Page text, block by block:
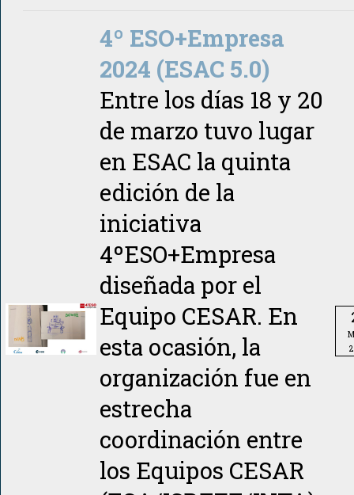
4º ESO+Empresa
2024 (ESAC 5.0)
Entre los días 18 y 20
de marzo tuvo lugar
en ESAC la quinta
edición de la
iniciativa
4ºESO+Empresa
diseñada por el
Equipo CESAR. En
esta ocasión, la
organización fue en
estrecha
coordinación entre
los Equipos CESAR